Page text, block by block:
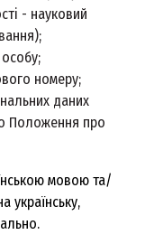
- науковий
номеру;
даних
Положення про
мовою та/
українську,